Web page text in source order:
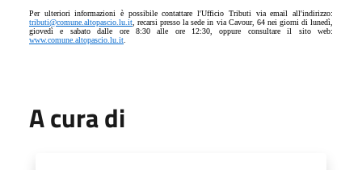
Per ulteriori informazioni è possibile contattare l'Ufficio Tributi via email all'indirizzo:
tributi@comune.altopascio.lu.it , recarsi presso la sede in via Cavour, 64 nei giorni di lunedì,
giovedì e sabato dalle ore 8:30 alle ore 12:30, oppure consultare il sito web:
www.comune.altopascio.lu.it
A cura di